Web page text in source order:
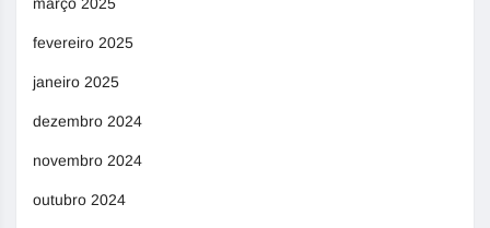
fevereiro 2025
janeiro 2025
dezembro 2024
novembro 2024
outubro 2024